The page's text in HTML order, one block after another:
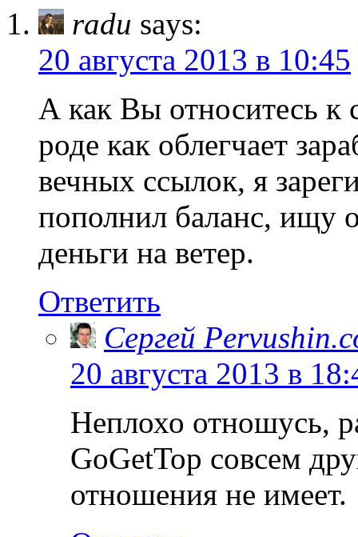
radu says:
20 августа 2013 в 10:45
А как Вы относитесь к
роде как облегчает
вечных ссылок, я
пополнил баланс, ищу
деньги на ветер.
Ответить
Сергей
20 августа 2013 в
Неплохо отношусь,
GoGetTop совсем
отношения не имеет.